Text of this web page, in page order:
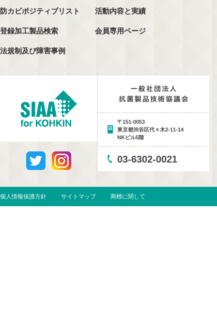
防カビポジティブリスト
登録加工製品検索
法規制及び障害事例
活動内容と実績
会員専用ページ
〒151-0053
東京都渋谷区代々木2-11-14
NKビル5階
03-6302-0021
個人情報保護方針 サイトマップ 商標に関して